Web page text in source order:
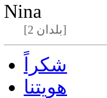
Nina
[2 بلدان]
شكراً
هويتنا